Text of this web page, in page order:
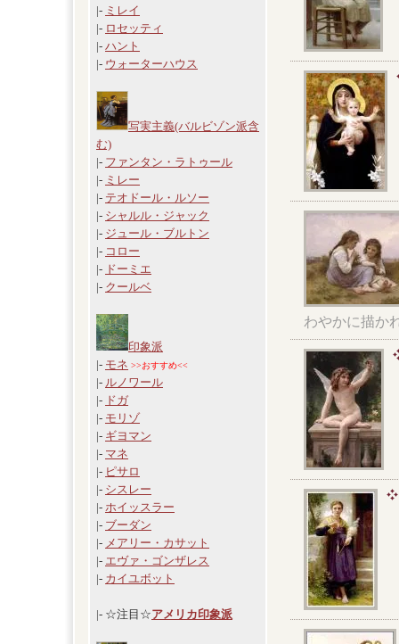
|- ミレイ
|- ロセッティ
|- ハント
|- ウォーターハウス
写実主義(バルビゾン派含
む)
|- ファンタン・ラトゥール
|- ミレー
|- テオドール・ルソー
|- シャルル・ジャック
|- ジュール・ブルトン
|- コロー
|- ドーミエ
|- クールベ
印象派
|- モネ >>おすすめ<<
|- ルノワール
|- ドガ
|- モリゾ
|- ギヨマン
|- マネ
|- ピサロ
|- シスレー
|- ホイッスラー
|- ブーダン
|- メアリー・カサット
|- エヴァ・ゴンザレス
|- カイユボット
|- ☆注目☆アメリカ印象派
わやかに描か